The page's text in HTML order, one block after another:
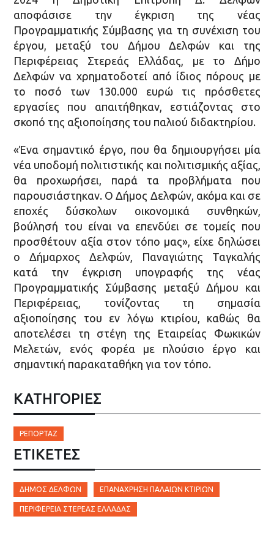
αποφάσισε την έγκριση της νέας
Προγραμματικής Σύμβασης για τη συνέχιση του
έργου, μεταξύ του Δήμου Δελφών και της
Περιφέρειας Στερεάς Ελλάδας, με το Δήμο
Δελφών να χρηματοδοτεί από ίδιος πόρους με
το ποσό των 130.000 ευρώ τις πρόσθετες
εργασίες που απαιτήθηκαν, εστιάζοντας στο
σκοπό της αξιοποίησης του παλιού διδακτηρίου.
«Ένα σημαντικό έργο, που θα δημιουργήσει μία
νέα υποδομή πολιτιστικής και πολιτισμικής αξίας,
θα προχωρήσει, παρά τα προβλήματα που
παρουσιάστηκαν. Ο Δήμος Δελφών, ακόμα και σε
εποχές δύσκολων οικονομικά συνθηκών,
βούλησή του είναι να επενδύει σε τομείς που
προσθέτουν αξία στον τόπο μας», είχε δηλώσει
ο Δήμαρχος Δελφών, Παναγιώτης Ταγκαλής
κατά την έγκριση υπογραφής της νέας
Προγραμματικής Σύμβασης μεταξύ Δήμου και
Περιφέρειας, τονίζοντας τη σημασία
αξιοποίησης του εν λόγω κτιρίου, καθώς θα
αποτελέσει τη στέγη της Εταιρείας Φωκικών
Μελετών, ενός φορέα με πλούσιο έργο και
σημαντική παρακαταθήκη για τον τόπο.
ΚΑΤΗΓΟΡΙΕΣ
ΡΕΠΟΡΤΆΖ
ΕΤΙΚΈΤΕΣ
ΔΉΜΟΣ ΔΕΛΦΏΝ ΕΠΑΝΆΧΡΗΣΗ ΠΑΛΑΙΏΝ ΚΤΙΡΊΩΝ
ΠΕΡΙΦΈΡΕΙΑ ΣΤΕΡΕΆΣ ΕΛΛΆΔΑΣ